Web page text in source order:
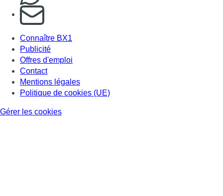
S'abonner à notre newsletter
Connaître BX1
Publicité
Offres d'emploi
Contact
Mentions légales
Politique de cookies (UE)
Gérer les cookies